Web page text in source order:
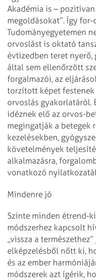
Akadémia is –
megoldásokat”. Így
Tudományegyetemen
orvoslást is oktató
évtizedben teret nyerő,
által sem ellenőrzött
forgalmazói, az
torzított képet
orvoslás gyakorlatáról.
idéznek elő az orvos-
megingatják a betegek
kezelésekben,
követelmények
alkalmazásra,
vonatkozó
Mindenre jó
Szinte minden étrend-
módszerhez kapcsolt
„vissza a
elképzelésből nőtt ki,
és az ember
módszerek azt ígérik,